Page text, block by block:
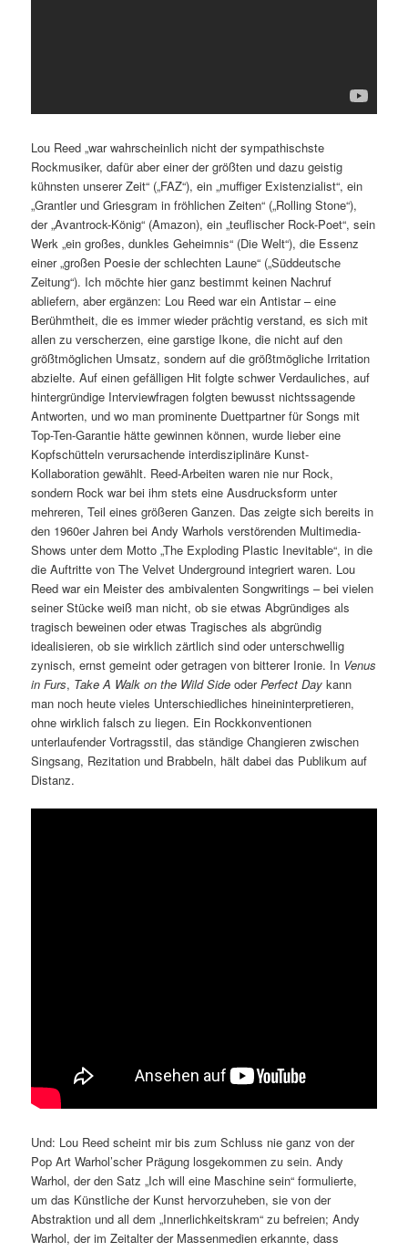
Lou Reed „war wahrscheinlich nicht der sympathischste
Rockmusiker, dafür aber einer der größten und dazu geistig
kühnsten unserer Zeit“ („FAZ“), ein „muffiger Existenzialist“, ein
„Grantler und Griesgram in fröhlichen Zeiten“ („Rolling Stone“),
der „Avantrock-König“ (Amazon), ein „teuflischer Rock-Poet“, sein
Werk „ein großes, dunkles Geheimnis“ (Die Welt“), die Essenz
einer „großen Poesie der schlechten Laune“ („Süddeutsche
Zeitung“). Ich möchte hier ganz bestimmt keinen Nachruf
abliefern, aber ergänzen: Lou Reed war ein Antistar – eine
Berühmtheit, die es immer wieder prächtig verstand, es sich mit
allen zu verscherzen, eine garstige Ikone, die nicht auf den
größtmöglichen Umsatz, sondern auf die größtmögliche Irritation
abzielte. Auf einen gefälligen Hit folgte schwer Verdauliches, auf
hintergründige Interviewfragen folgten bewusst nichtssagende
Antworten, und wo man prominente Duettpartner für Songs mit
Top-Ten-Garantie hätte gewinnen können, wurde lieber eine
Kopfschütteln verursachende interdisziplinäre Kunst-
Kollaboration gewählt. Reed-Arbeiten waren nie nur Rock,
sondern Rock war bei ihm stets eine Ausdrucksform unter
mehreren, Teil eines größeren Ganzen. Das zeigte sich bereits in
den 1960er Jahren bei Andy Warhols verstörenden Multimedia-
Shows unter dem Motto „The Exploding Plastic Inevitable“, in die
die Auftritte von The Velvet Underground integriert waren. Lou
Reed war ein Meister des ambivalenten Songwritings – bei vielen
seiner Stücke weiß man nicht, ob sie etwas Abgründiges als
tragisch beweinen oder etwas Tragisches als abgründig
idealisieren, ob sie wirklich zärtlich sind oder unterschwellig
zynisch, ernst gemeint oder getragen von bitterer Ironie. In Venus
in Furs, Take A Walk on the Wild Side oderPerfect Day kann
man noch heute vieles Unterschiedliches hineininterpretieren,
ohne wirklich falsch zu liegen. Ein Rockkonventionen
unterlaufender Vortragsstil, das ständige Changieren zwischen
Singsang, Rezitation und Brabbeln, hält dabei das Publikum auf
Distanz.
Und: Lou Reed scheint mir bis zum Schluss nie ganz von der
Pop Art Warhol’scher Prägung losgekommen zu sein. Andy
Warhol, der den Satz „Ich will eine Maschine sein“ formulierte,
um das Künstliche der Kunst hervorzuheben, sie von der
Abstraktion und all dem „Innerlichkeitskram“ zu befreien; Andy
Warhol, der im Zeitalter der Massenmedien erkannte, dass